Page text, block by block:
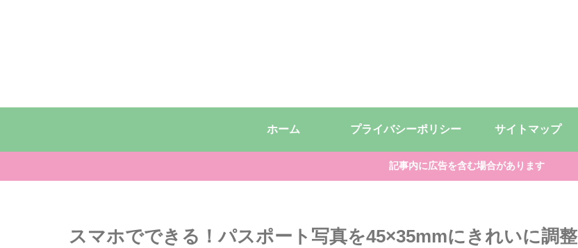
ホーム プライバシーポリシー サイトマップ
記事内に広告を含む場合があります
スマホでできる！パスポート写真を45×35mmにきれいに調整